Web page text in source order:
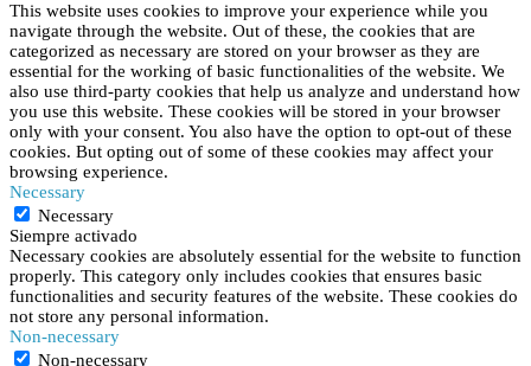
This website uses cookies to improve your experience while you
navigate through the website. Out of these, the cookies that are
categorized as necessary are stored on your browser as they are
essential for the working of basic functionalities of the website. We
also use third-party cookies that help us analyze and understand how
you use this website. These cookies will be stored in your browser
only with your consent. You also have the option to opt-out of these
cookies. But opting out of some of these cookies may affect your
browsing experience.
Necessary
Necessary
Siempre activado
Necessary cookies are absolutely essential for the website to function
properly. This category only includes cookies that ensures basic
functionalities and security features of the website. These cookies do
not store any personal information.
Non-necessary
Non-necessary